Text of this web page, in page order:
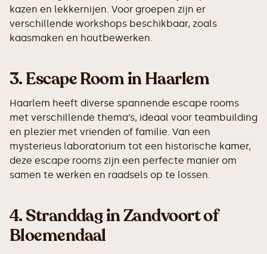
kazen en lekkernijen. Voor groepen zijn er
verschillende workshops beschikbaar, zoals
kaasmaken en houtbewerken.
3.Escape Room in Haarlem
Haarlem heeft diverse spannende escape rooms
met verschillende thema’s, ideaal voor teambuilding
en plezier met vrienden of familie. Van een
mysterieus laboratorium tot een historische kamer,
deze escape rooms zijn een perfecte manier om
samen te werken en raadsels op te lossen.
4.Stranddag in Zandvoort of
Bloemendaal